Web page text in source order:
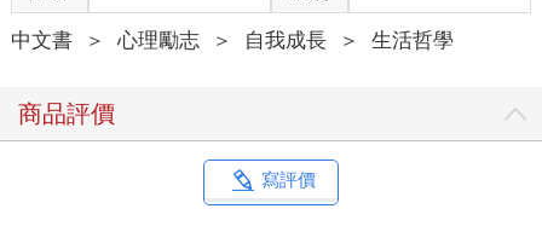
前面提到在選擇A和B這兩個工作時，完全是從「得失」這種對立
想。
在面對必須二選一的選擇時，到底該怎麼辦？
是朋友介紹的工作，或是工作內容和其他受到好評的工作很相
似，我就會選擇這種認為和自己「有緣分」的工作。
中文書 ＞ 心理勵志 ＞ 自我成長 ＞ 生活哲學
商品評價
寫評價